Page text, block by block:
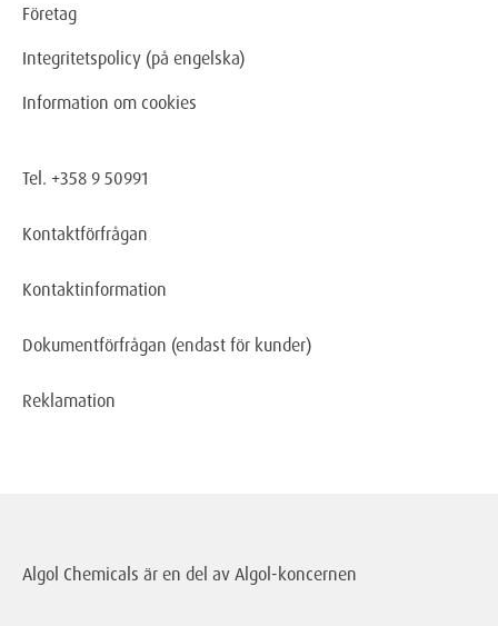
Företag
Integritetspolicy (på engelska)
Information om cookies
Tel. +358 9 50991
Kontaktförfrågan
Kontaktinformation
Dokumentförfrågan (endast för kunder)
Reklamation
Algol Chemicals är en del av Algol-koncernen